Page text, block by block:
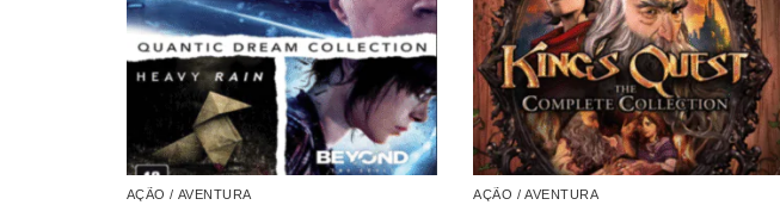
AÇÃO / AVENTURA AÇÃO / AVENTURA